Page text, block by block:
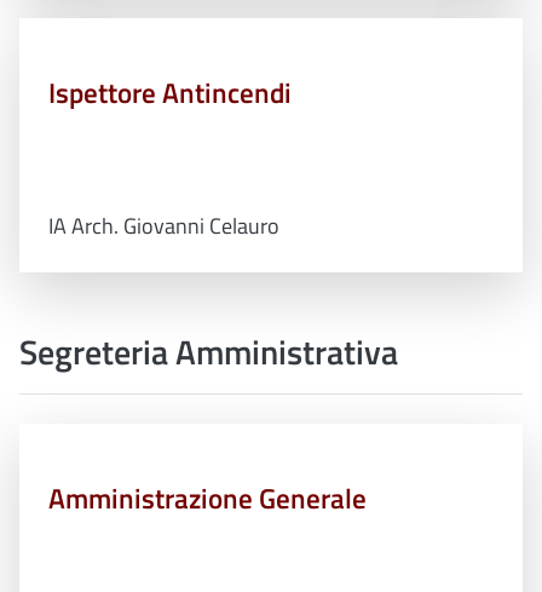
Ispettore Antincendi
IA Arch. Giovanni Celauro
Segreteria Amministrativa
Amministrazione Generale